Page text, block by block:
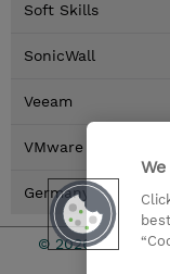
Soft Skills
SonicWall
Veeam
VMware by
Germany Locations
© 2026 TD